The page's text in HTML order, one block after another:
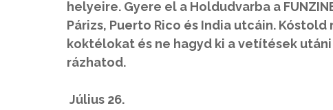
helyeire. Gyere el a Holdudvarba a
Párizs, Puerto Rico és India utcáin.
koktélokat és ne hagyd ki a vetítések
rázhatod.
Július 26.